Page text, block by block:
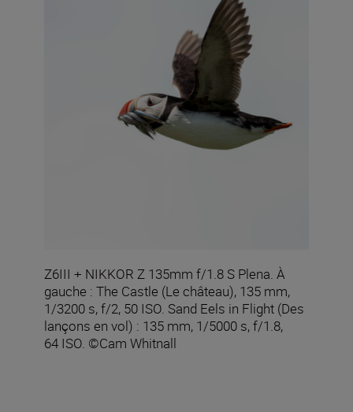
Z6III + NIKKOR Z 135mm f/1.8 S Plena. À
gauche : The Castle (Le château), 135 mm,
1/3200 s, f/2, 50 ISO. Sand Eels in Flight (Des
lançons en vol) : 135 mm, 1/5000 s, f/1.8,
64 ISO. ©Cam Whitnall